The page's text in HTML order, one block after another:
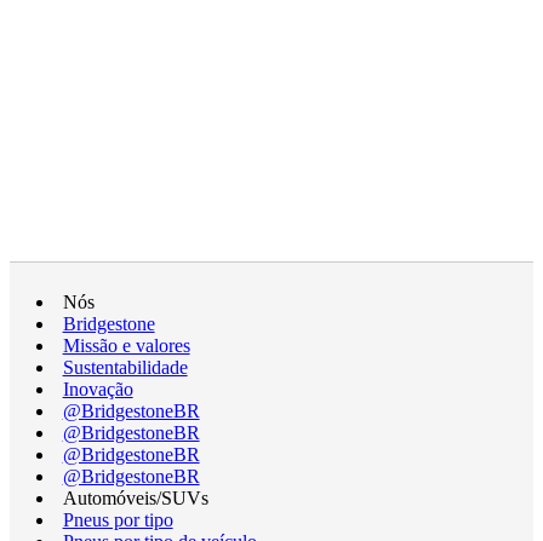
Nós
Bridgestone
Missão e valores
Sustentabilidade
Inovação
@BridgestoneBR
@BridgestoneBR
@BridgestoneBR
@BridgestoneBR
Automóveis/SUVs
Pneus por tipo